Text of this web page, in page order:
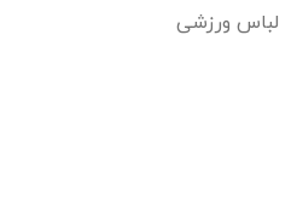
لباس ورزشی